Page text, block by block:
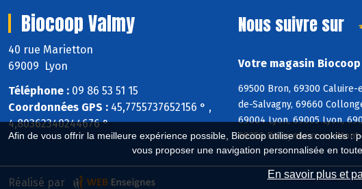
Afin de vous offrir la meilleure expérience possible, Biocoop utilise des cookies
vous proposer une navigation personnalisée en
En savoir plus et
Biocoop Valmy
40 rue Marietton
69009 Lyon
Téléphone : 09 86 53 51 15
Coordonnées GPS : 45,7755737652156 ° ,
4,80362340244676 °
Nous suivre sur
Votre magasin
69500 Bron, 69300 Caluire-
de-Salvagny, 69660
69004 Lyon, 69005 Lyon,
69250 Poleymieux-au-
Réalisé par